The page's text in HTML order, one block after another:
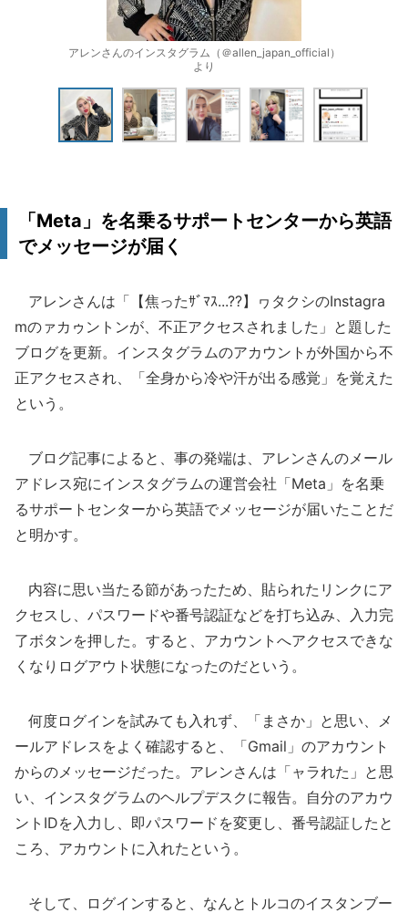
アレンさんのインスタグラム（＠allen_japan_official）
より
「Meta」を名乗るサポートセンターから英語
でメッセージが届く
アレンさんは「【焦ったｻﾞﾏｽ...??】ヮタクシのInstagra
mのァカゥントンが、不正アクセスされました」と題した
ブログを更新。インスタグラムのアカウントが外国から不
正アクセスされ、「全身から冷や汗が出る感覚」を覚えた
という。
ブログ記事によると、事の発端は、アレンさんのメール
アドレス宛にインスタグラムの運営会社「Meta」を名乗
るサポートセンターから英語でメッセージが届いたことだ
と明かす。
内容に思い当たる節があったため、貼られたリンクにア
クセスし、パスワードや番号認証などを打ち込み、入力完
了ボタンを押した。すると、アカウントへアクセスできな
くなりログアウト状態になったのだという。
何度ログインを試みても入れず、「まさか」と思い、メ
ールアドレスをよく確認すると、「Gmail」のアカウント
からのメッセージだった。アレンさんは「ャラれた」と思
い、インスタグラムのヘルプデスクに報告。自分のアカウ
ントIDを入力し、即パスワードを変更し、番号認証したと
ころ、アカウントに入れたという。
そして、ログインすると、なんとトルコのイスタンブー